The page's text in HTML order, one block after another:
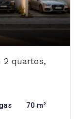
2 quartos,
70 m²